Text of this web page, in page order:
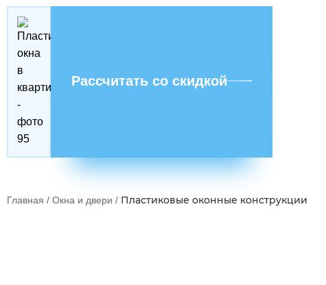
Рассчитать со скидкой
Главная / Окна и двери / Пластиковые оконные конструкции